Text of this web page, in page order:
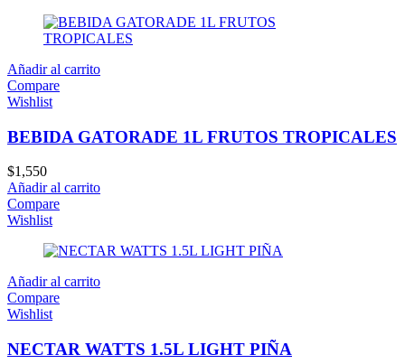
Añadir al carrito
Compare
Wishlist
BEBIDA GATORADE 1L FRUTOS TROPICALES
$1,550
Añadir al carrito
Compare
Wishlist
Añadir al carrito
Compare
Wishlist
NECTAR WATTS 1.5L LIGHT PIÑA